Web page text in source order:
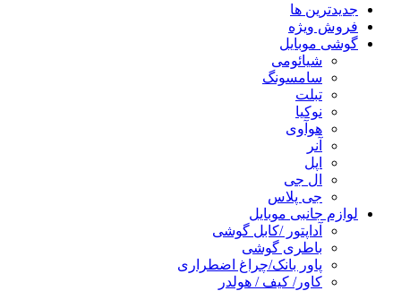
جدیدترین ها
فروش ویژه
گوشی موبایل
شیائومی
سامسونگ
تبلت
نوکیا
هوآوی
آنر
اپل
ال جی
جی پلاس
لوازم جانبی موبایل
آداپتور /کابل گوشی
باطری گوشی
پاور بانک/چراغ اضطراری
کاور/ کیف / هولدر